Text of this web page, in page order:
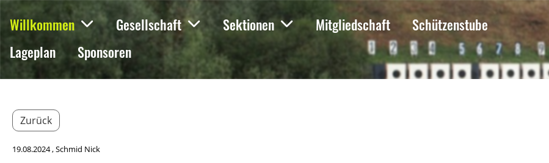
Willkommen Gesellschaft Sektionen Mitgliedschaft
Schützenstube
Lageplan
Sponsoren
Zurück
19.08.2024, Schmid Nick